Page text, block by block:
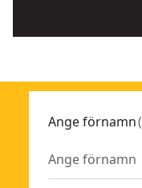
Ange förnamn(